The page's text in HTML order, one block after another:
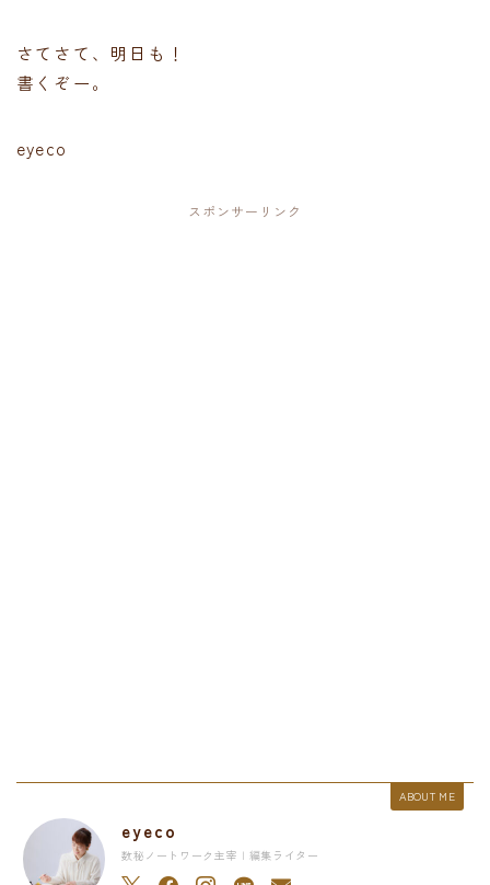
さてさて、明日も！
書くぞー。
eyeco
スポンサーリンク
ABOUT ME
eyeco
数秘ノートワーク主宰 | 編集ライター